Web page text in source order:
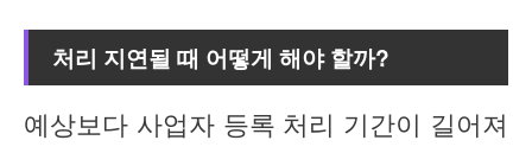
처리 지연될 때 어떻게 해야 할까?
예상보다 사업자 등록 처리 기간이 길어져